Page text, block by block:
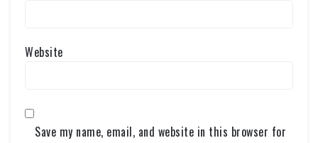
Website
Save my name, email, and website in this browser for